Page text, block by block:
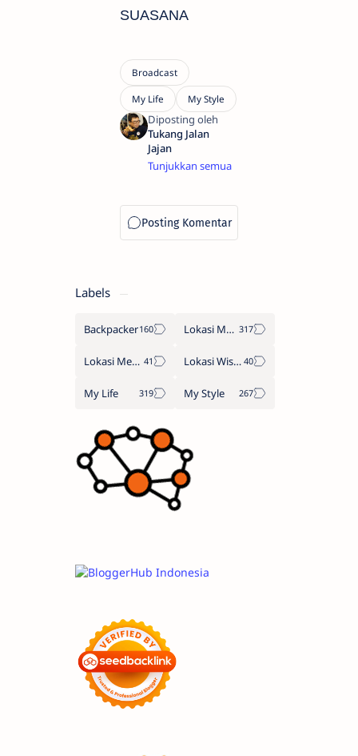
SUASANA
Warga
yang
cinta
budaya
menetap
di
Pontianak.
Berprinsip
terus
dan
berusaha
tetap
dinamis.
Berpikiran
bahwa
hasil
usaha
rejeki
tidak
mungkin
tertukar.
Labels
Backpacker Lokasi Makan
Lokasi Menginap Lokasi Wisata
My Life My Style